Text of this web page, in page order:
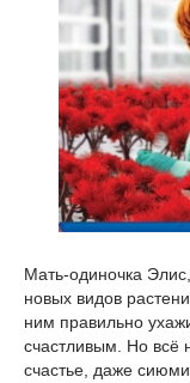
Мать-одиночка
новых видов
ним правильно
счастливым. Но всё
счастье, даже